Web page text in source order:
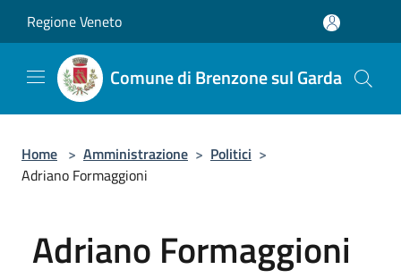
Regione Veneto
Comune di Brenzone sul Garda
Home > Amministrazione > Politici >
Adriano Formaggioni
Adriano Formaggioni